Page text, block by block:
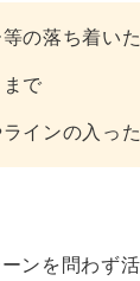
の落ち着い
で
インの入っ
ンを問わず